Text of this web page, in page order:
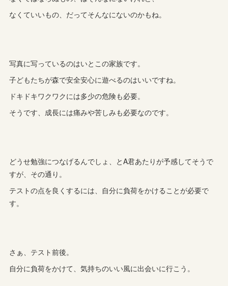
なくていいもの、だってそんなにないのかもね。
写真に写っているのはいとこの家族です。
子どもたちが森で安全安心に遊べるのはいいですね。
ドキドキワクワクには多少の危険も必要。
そうです、成長には痛みや苦しみも必要なのです。
どうせ勉強につなげるんでしょ、とA君あたりが予感してそうで
すが、その通り。
テストの点を良くするには、自分に負荷をかけることが必要で
す。
さぁ、テスト前後。
自分に負荷をかけて、気持ちのいい風に出会いに行こう。